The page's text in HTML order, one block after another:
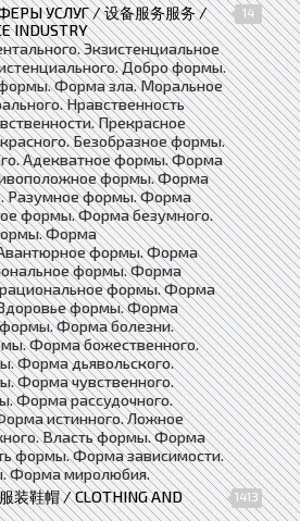
УСЛУГ / 设备服务服务 /
INDUSTRY
14
Экзистенциальное
Добро формы.
Форма зла. Моральное
Нравственность
Прекрасное
Безобразное формы.
Адекватное формы. Форма
формы. Форма
Разумное формы. Форма
формы. Форма безумного.
Форма
формы. Форма
формы. Форма
формы. Форма
формы. Форма
формы. Форма болезни.
Форма божественного.
Форма дьявольского.
Форма чувственного.
Форма рассудочного.
истинного. Ложное
Власть формы. Форма
формы. Форма зависимости.
Форма миролюбия.
鞋帽 / CLOTHING AND
1413